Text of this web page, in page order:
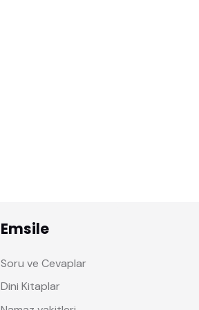
Emsile
Soru ve Cevaplar
Dini Kitaplar